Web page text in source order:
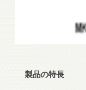
製品の特長